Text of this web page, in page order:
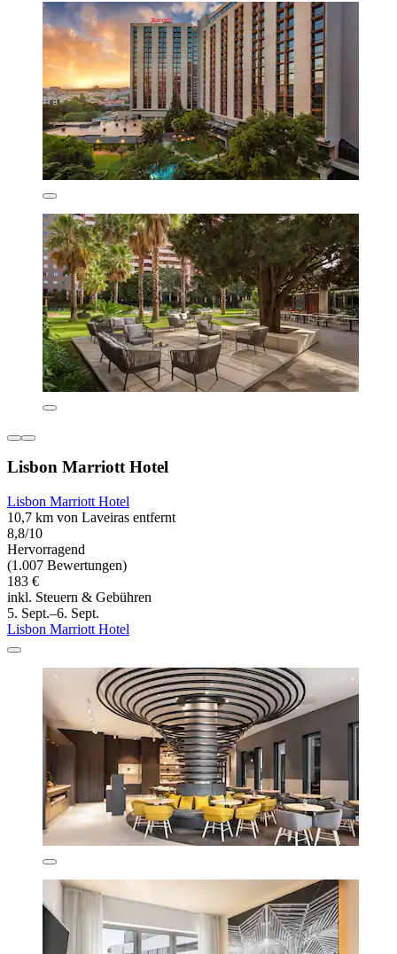
Lisbon Marriott Hotel
Lisbon Marriott Hotel
10,7 km von Laveiras entfernt
8,8/10
Hervorragend
(1.007 Bewertungen)
183 €
inkl. Steuern & Gebühren
5. Sept.–6. Sept.
Lisbon Marriott Hotel